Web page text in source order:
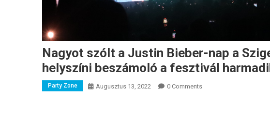
Nagyot szólt a Justin Bieber-nap a
helyszíni beszámoló a fesztivál
Party Zone Augusztus 13, 2022 0 Comments